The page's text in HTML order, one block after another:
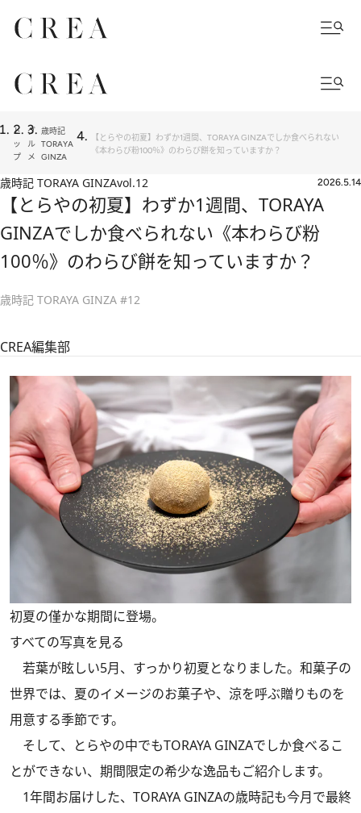
ト
ッ
プ
グ
ル
メ
歳時記
TORAYA
GINZA
【とらやの初夏】わずか1週間、TORAYA GINZAでしか食べられない
《本わらび粉100％》のわらび餅を知っていますか？
歳時記 TORAYA GINZAvol.12 2026.5.14
【とらやの初夏】わずか1週間、TORAYA
GINZAでしか食べられない《本わらび粉
100％》のわらび餅を知っていますか？
歳時記 TORAYA GINZA #12
CREA編集部
初夏の僅かな期間に登場。
すべての写真を見る
若葉が眩しい5月、すっかり初夏となりました。和菓子の
世界では、夏のイメージのお菓子や、涼を呼ぶ贈りものを
用意する季節です。
そして、とらやの中でもTORAYA GINZAでしか食べるこ
とができない、期間限定の希少な逸品もご紹介します。
1年間お届けした、TORAYA GINZAの歳時記も今月で最終